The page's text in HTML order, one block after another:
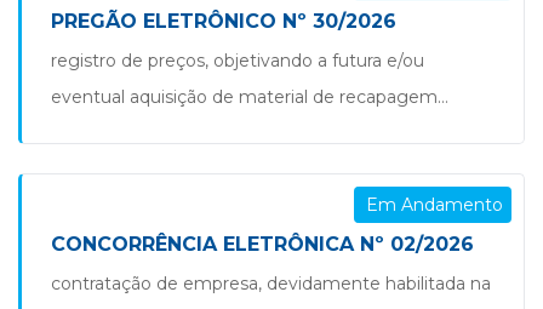
PREGÃO ELETRÔNICO Nº 30/2026
registro de preços, objetivando a futura e/ou
eventual aquisição de material de recapagem
serviços urbanos e infraestrutura rural, sob a
responsabilidade da secretaria de obras,
infraestrutura rural e serviços urbanos, para
conservação e manutenção das ruas e logradouros
Em Andamento
CONCORRÊNCIA ELETRÔNICA Nº 02/2026
contratação de empresa, devidamente habilitada na